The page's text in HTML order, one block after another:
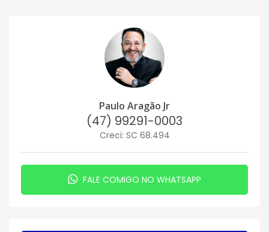
Paulo Aragão Jr
(47) 99291-0003
Creci: SC 68.494
FALE COMIGO NO WHATSAPP